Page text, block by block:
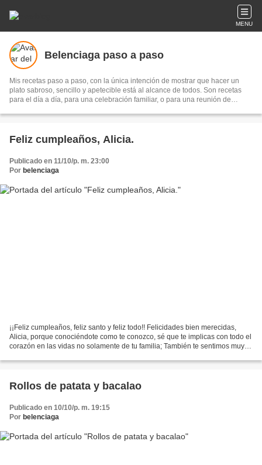
MENU
Belenciaga paso a paso
Mis recetas paso a paso, con la única intención de mostrar que hacer un
plato sabroso, sencillo y apetecible está al alcance de todos. Son recetas
para el día a día, para una celebración familiar, o para una reunión de
entusiasmo para hacerlas y el placer de compartirlas.
Feliz cumpleaños, Alicia.
Publicado en 11/10/p. m. 23:00
Por belenciaga
¡¡Feliz cumpleaños, feliz santo y feliz todo!! Felicidades bien merecidas,
Alicia, porque conociéndote como te conozco, sé que te implicas con todo el
corazón en las vidas no solamente de tu familia; También te sentimos muy
Rollos de patata y bacalao
Publicado en 10/10/p. m. 19:15
Por belenciaga